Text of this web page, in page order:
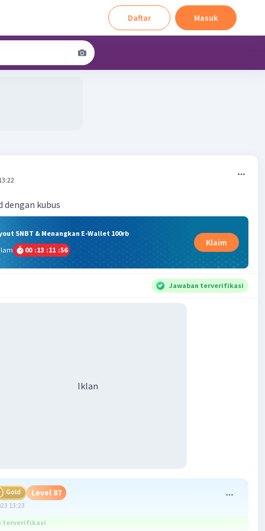
Daftar Masuk
dengan kubus
SNBT & Menangkan E-Wallet 100rb
00 :13 :11 :56
Klaim
Jawaban terverifikasi
Iklan
Gold Level 87
13:23
terverifikasi